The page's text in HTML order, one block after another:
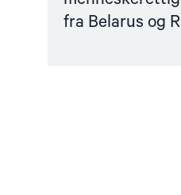
fra Belarus og